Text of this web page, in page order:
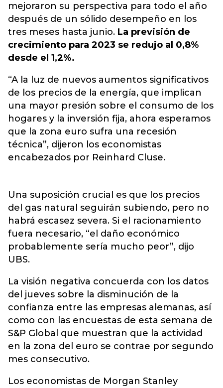
mejoraron su perspectiva para todo el año
después de un sólido desempeño en los
tres meses hasta junio. La previsión de
crecimiento para 2023 se redujo al 0,8%
desde el 1,2%.
“A la luz de nuevos aumentos significativos
de los precios de la energía, que implican
una mayor presión sobre el consumo de los
hogares y la inversión fija, ahora esperamos
que la zona euro sufra una recesión
técnica”, dijeron los economistas
encabezados por Reinhard Cluse.
Una suposición crucial es que los precios
del gas natural seguirán subiendo, pero no
habrá escasez severa. Si el racionamiento
fuera necesario, “el daño económico
probablemente sería mucho peor”, dijo
UBS.
La visión negativa concuerda con los datos
del jueves sobre la disminución de la
confianza entre las empresas alemanas, así
como con las encuestas de esta semana de
S&P Global que muestran que la actividad
en la zona del euro se contrae por segundo
mes consecutivo.
Los economistas de Morgan Stanley